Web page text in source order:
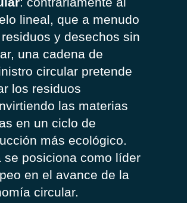
lineal, que a menudo
y desechos sin
una cadena de
circular pretende
los residuos
las materias
en un ciclo de
más ecológico.
se posiciona como líder
en el avance de la
circular.